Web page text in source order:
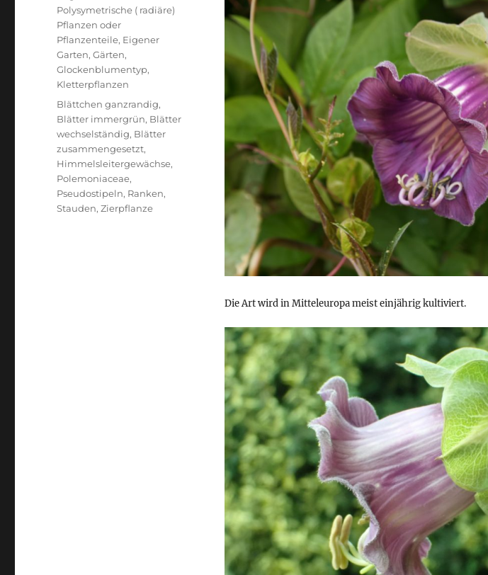
Die Art wird in Mitteleuropa meist einjährig kultiviert.
Polysymetrische ( radiäre)
Pflanzen oder
Pflanzenteile, Eigener
Garten,Gärten,
Glockenblumentyp,
Kletterpflanzen
Schlagwörter
Blättchen ganzrandig,
Blätter immergrün, Blätter
wechselständig, Blätter
zusammengesetzt,
Himmelsleitergewächse,
Polemoniaceae,
Pseudostipeln, Ranken,
Stauden,Zierpflanze